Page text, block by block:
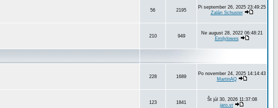
56 2195
Pi september 26, 2025 23:49:25
Zalán Schuster
210 949
Ne august 28, 2022 06:48:21
Emilylowes
228 1689
Po november 24, 2025 14:14:43
MartinAQ
123 1841
Št júl 30, 2026 11:37:08
jaro.vr